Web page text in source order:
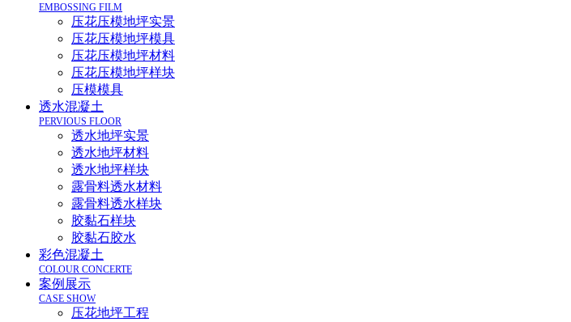
EMBOSSING FILM
压花压模地坪实景
压花压模地坪模具
压花压模地坪材料
压花压模地坪样块
压模模具
透水混凝土
PERVIOUS FLOOR
透水地坪实景
透水地坪材料
透水地坪样块
露骨料透水材料
露骨料透水样块
胶黏石样块
胶黏石胶水
彩色混凝土
COLOUR CONCERTE
案例展示
CASE SHOW
压花地坪工程